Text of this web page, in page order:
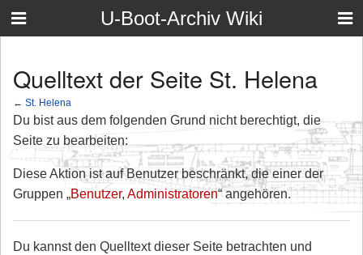
U-Boot-Archiv Wiki
Quelltext der Seite St. Helena
← St. Helena
Du bist aus dem folgenden Grund nicht berechtigt, die
Seite zu bearbeiten:
Diese Aktion ist auf Benutzer beschränkt, die einer der
Gruppen „Benutzer, Administratoren“ angehören.
Du kannst den Quelltext dieser Seite betrachten und